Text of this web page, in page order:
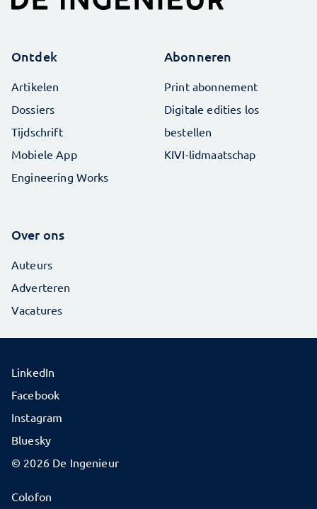
Ontdek
Artikelen
Dossiers
Tijdschrift
Mobiele App
Engineering Works
Abonneren
Print abonnement
Digitale edities los
bestellen
KIVI-lidmaatschap
Over ons
Auteurs
Adverteren
Vacatures
© 2026 De Ingenieur
Colofon
LinkedIn
Facebook
Instagram
Bluesky